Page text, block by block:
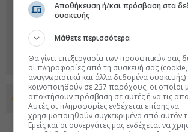
Προσθέστε το euro2day.gr στο
Αποθήκευση ή/και πρόσβαση στα
συσκευής
Μάθετε περισσότερα
Θα γίνει επεξεργασία των προσωπικών σας
οι πληροφορίες από τη συσκευή σας
αναγνωριστικά και άλλα δεδομένα συσκευής)
κοινοποιηθούν σε 237 παρόχους, οι οποίοι
αποκτήσουν πρόσβαση σε αυτές ή να τις
Αυτές οι πληροφορίες ενδέχεται επίσης να
χρησιμοποιηθούν συγκεκριμένα από αυτόν
Εμείς και οι συνεργάτες μας ενδέχεται να